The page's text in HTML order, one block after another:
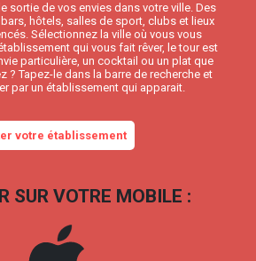
sortie de vos envies dans votre ville. Des
hôtels, salles de sport, clubs et lieux
Sélectionnez la ville où vous vous
qui vous fait rêver, le tour est
particulière, un cocktail ou un plat que
? Tapez-le dans la barre de recherche et
par un établissement qui apparait.
votre établissement
SUR VOTRE MOBILE :